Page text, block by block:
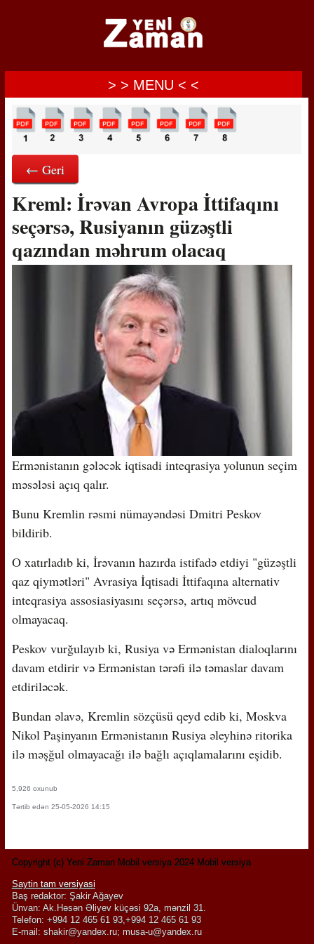
> > MENU < <
← Geri
Kreml: İrəvan Avropa İttifaqını
seçərsə, Rusiyanın güzəştli
qazından məhrum olacaq
Ermənistanın gələcək iqtisadi inteqrasiya yolunun seçim
məsələsi açıq qalır.
Bunu Kremlin rəsmi nümayəndəsi Dmitri Peskov
bildirib.
O xatırladıb ki, İrəvanın hazırda istifadə etdiyi "güzəştli
qaz qiymətləri" Avrasiya İqtisadi İttifaqına alternativ
inteqrasiya assosiasiyasını seçərsə, artıq mövcud
olmayacaq.
Peskov vurğulayıb ki, Rusiya və Ermənistan dialoqlarını
davam etdirir və Ermənistan tərəfi ilə təmaslar davam
etdiriləcək.
Bundan əlavə, Kremlin sözçüsü qeyd edib ki, Moskva
Nikol Paşinyanın Ermənistanın Rusiya əleyhinə ritorika
ilə məşğul olmayacağı ilə bağlı açıqlamalarını eşidib.
5,926 oxunub
Tərtib edən 25-05-2026 14:15
Copyright (c) Yeni Zaman Mobil versiya 2024 Mobil versiya
Saytin tam versiyasi
Baş redaktor: Şakir Ağayev
Ünvan: Ak.Həsən Əliyev küçəsi 92a, mənzil 31.
Telefon: +994 12 465 61 93,+994 12 465 61 93
E-mail: shakir@yandex.ru; musa-u@yandex.ru